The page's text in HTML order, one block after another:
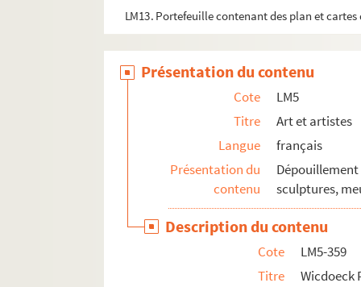
LM13. Portefeuille contenant des plan et
Présentation du contenu
Cote
LM5
Titre
Art et artistes
Langue
français
Présentation du
contenu
sculptures,
Description du contenu
Cote
LM5-359
Titre
Wicdoeck